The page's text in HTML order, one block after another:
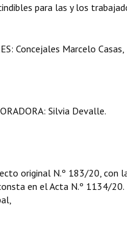
para las y los
Concejales Marcelo
Silvia Devalle.
original N.º 183/20, con
en el Acta N.º 1134/